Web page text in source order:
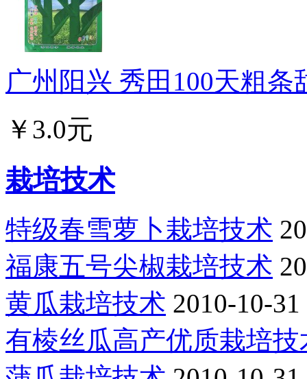
广州阳兴 秀田100天粗
￥3.0元
栽培技术
特级春雪萝卜栽培技术
福康五号尖椒栽培技术
黄瓜栽培技术 2010-10-31
有棱丝瓜高产优质栽培技